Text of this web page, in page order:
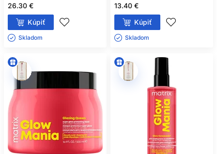
26.30 €
Kúpiť
Skladom ㅤ
13.40 €
Kúpiť
Skladom ㅤ